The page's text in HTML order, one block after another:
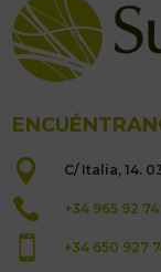
 C/ Italia, 14.
 +34 965 92
 +34 650 927